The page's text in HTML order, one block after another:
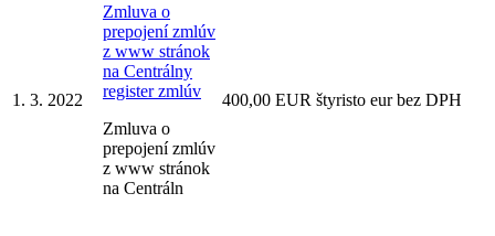
1. 3. 2022
Zmluva o
prepojení zmlúv
z www stránok
na Centrálny
register zmlúv
Zmluva o
prepojení zmlúv
z www stránok
na Centráln
400,00 EUR štyristo eur bez DPH